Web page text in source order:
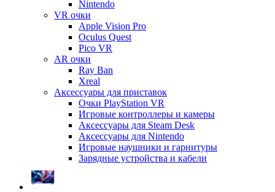
Nintendo
VR очки
Apple Vision Pro
Oculus Quest
Pico VR
AR очки
Ray Ban
Xreal
Аксессуары для приставок
Очки PlayStation VR
Игровые контроллеры и камеры
Аксессуары для Steam Desk
Аксессуары для Nintendo
Игровые наушники и гарнитуры
Зарядные устройства и кабели